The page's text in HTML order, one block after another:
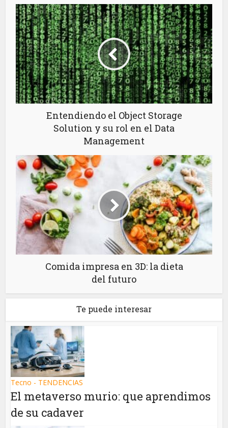
Entendiendo el Object Storage
Solution y su rol en el Data
Management
Comida impresa en 3D: la dieta
del futuro
Te puede interesar
Tecno - TENDENCIAS
El metaverso murio: que aprendimos
de su cadaver